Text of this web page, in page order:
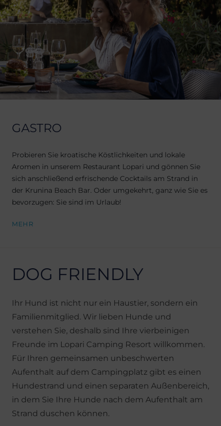
GASTRO
Probieren Sie kroatische Köstlichkeiten und lokale
Aromen in unserem Restaurant Lopari und gönnen Sie
sich anschließend erfrischende Cocktails am Strand in
der Krunina Beach Bar. Oder umgekehrt, ganz wie Sie es
bevorzugen: Sie sind im Urlaub!
MEHR
DOG FRIENDLY
Ihr Hund ist nicht nur ein Haustier, sondern ein
Familienmitglied. Wir lieben Hunde und
verstehen Sie, deshalb sind Ihre vierbeinigen
Freunde im Lopari Camping Resort willkommen.
Für Ihren gemeinsamen unbeschwerten
Aufenthalt auf dem Campingplatz gibt es einen
Hundestrand und einen separaten Außenbereich,
in dem Sie Ihre Hunde nach dem Aufenthalt am
Strand duschen können.